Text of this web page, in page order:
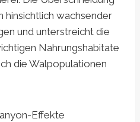
hinsichtlich wachsender
und unterstreicht die
Nahrungshabitate
die Walpopulationen
Effekte